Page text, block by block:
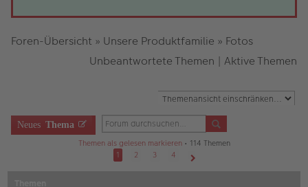
Foren-Übersicht » Unsere Produktfamilie » Fotos
Unbeantwortete Themen | Aktive Themen
Neues Thema
Themen als gelesen markieren• 114 Themen
1
2 3
4